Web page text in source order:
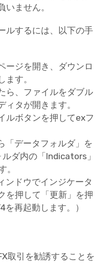
いません。
ルするには、以下の手
ージを開き、ダウンロ
ます。
ら、ファイルをダブル
ィタが開きます。
ルボタンを押してexフ
「データフォルダ」を
ダ内の「Indicators」
。
ンドウでインジケータ
を押して「更新」を押
を再起動します。）
取引を勧誘することを